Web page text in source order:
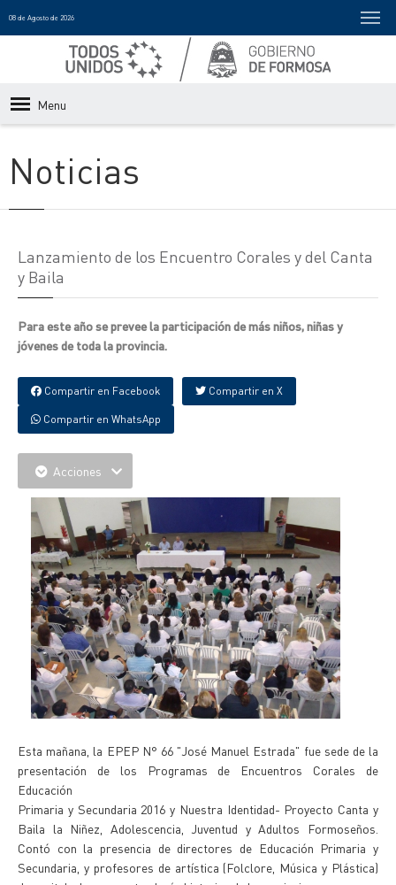
08 de Agosto de 2026
Menu
Noticias
Lanzamiento de los Encuentro Corales y del Canta
y Baila
Para este año se prevee la participación de más niños, niñas y
jóvenes de toda la provincia.
Compartir en Facebook Compartir en X
Compartir en WhatsApp
Acciones
Esta mañana, la EPEP N° 66 "José Manuel Estrada" fue sede de la
presentación de los Programas de Encuentros Corales de
Educación
Primaria y Secundaria 2016 y Nuestra Identidad- Proyecto Canta y
Baila la Niñez, Adolescencia, Juventud y Adultos Formoseños.
Contó con la presencia de directores de Educación Primaria y
Secundaria, y profesores de artística (Folclore, Música y Plástica)